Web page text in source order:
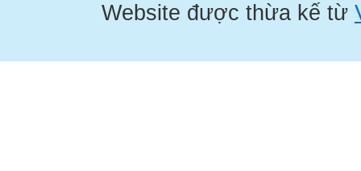
Sulpiride 50mg
Hộp/10vỉ

Website được thừa kế từ